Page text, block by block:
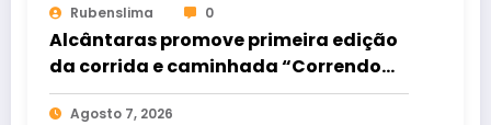
Rubenslima 0
Alcântaras promove primeira edição
da corrida e caminhada “Correndo
por Elas”
Agosto 7, 2026